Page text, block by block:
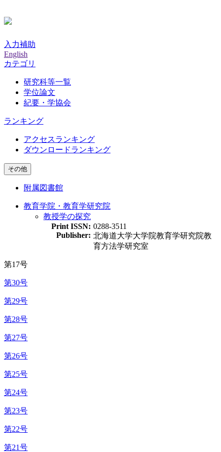
入力補助
English
カテゴリ
研究科等一覧
学位論文
紀要・学協会
ランキング
アクセスランキング
ダウンロードランキング
その他
附属図書館
教育学院・教育学研究院
教授学の探究
Print ISSN: 0288-3511
Publisher: 北海道大学大学院教育学研究院教
育方法学研究室
第17号
第30号
第29号
第28号
第27号
第26号
第25号
第24号
第23号
第22号
第21号